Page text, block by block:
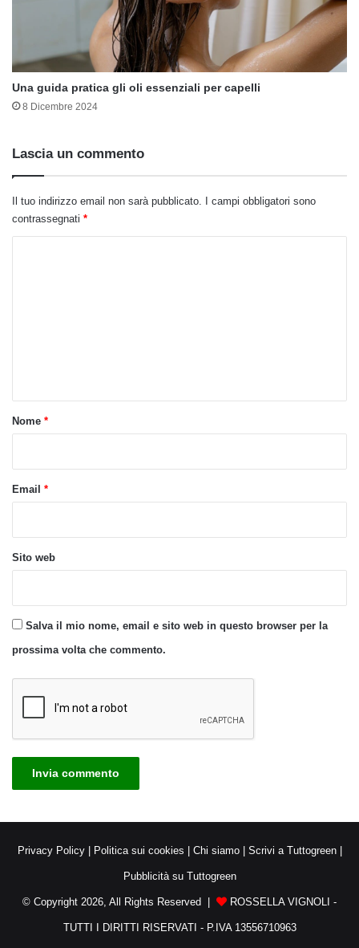
Una guida pratica gli oli essenziali per capelli
8 Dicembre 2024
Lascia un commento
Il tuo indirizzo email non sarà pubblicato.
I campi obbligatori sono
contrassegnati *
oNome *
Email *
Sito web
Salva il mio nome, email e sito web in questo browser per la
prossima volta che commento.
Privacy Policy| Politica sui cookies Chi siamo| Scrivi a Tuttogreen|
Pubblicità su Tuttogreen
© Copyright 2026, All Rights Reserved | ROSSELLA VIGNOLI -
TUTTI I DIRITTI RISERVATI - P.IVA 13556710963